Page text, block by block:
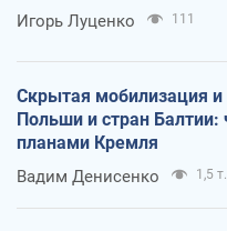
Игорь Луценко 111
Скрытая мобилизация и
Польши и стран Балтии:
планами Кремля
Вадим Денисенко 1,5 т.